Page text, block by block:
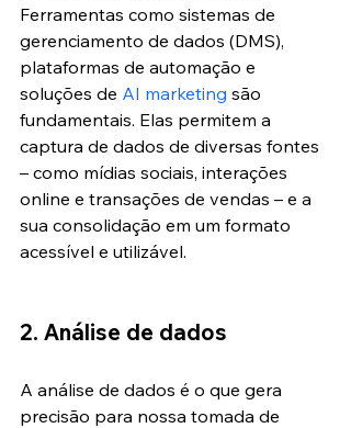
Ferramentas como sistemas de
gerenciamento de dados (DMS),
plataformas de automação e
soluções de AI marketing são
fundamentais. Elas permitem a
captura de dados de diversas fontes
– como mídias sociais, interações
online e transações de vendas – e a
sua consolidação em um formato
acessível e utilizável.
2. Análise de dados
A análise de dados é o que gera
precisão para nossa tomada de